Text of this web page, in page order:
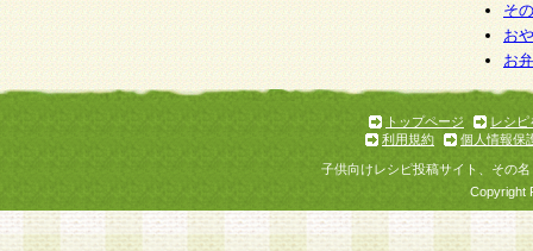
加・ 利用停止等を求められた場合には、ご本人
て確認できた場合に限り、法令に準拠して合理的
いただきます。なお、開示 請求等の請求先は個
ります。
1.会員とは、本規約等を承諾のうえ、当社所定の
了し、当社が承認した者、グループとします。な
が以下に該当する場合は会員登録をすることがで
そ
お
お
トップページ
レシピ
利用規約
個人情報保
子供向けレシピ投稿サイト、その
Copyright